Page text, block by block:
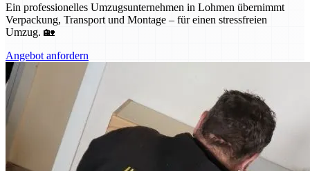
Ein professionelles Umzugsunternehmen in Lohmen übernimmt
Verpackung, Transport und Montage – für einen stressfreien
Umzug. 🏡
Angebot anfordern